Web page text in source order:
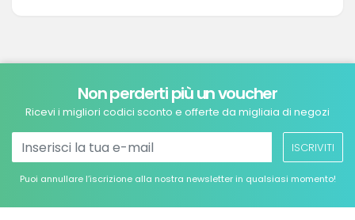
Non perderti più un voucher
Ricevi i migliori codici sconto e offerte da migliaia di negozi
ISCRIVITI
Puoi annullare l’iscrizione alla nostra newsletter in qualsiasi momento!